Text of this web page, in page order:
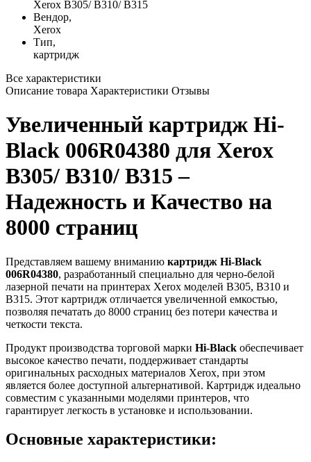
Xerox B305/ B310/ B315
Вендор,
Xerox
Тип,
картридж
Все характеристики
Описание товара Характеристики Отзывы
Увеличенный картридж Hi-
Black 006R04380 для Xerox
B305/ B310/ B315 –
Надежность и Качество на
8000 страниц
Представляем вашему вниманию картридж Hi-Black
006R04380, разработанный специально для черно-белой
лазерной печати на принтерах Xerox моделей B305, B310 и
B315. Этот картридж отличается увеличенной емкостью,
позволяя печатать до 8000 страниц без потери качества и
четкости текста.
Продукт производства торговой марки Hi-Black обеспечивает
высокое качество печати, поддерживает стандарты
оригинальных расходных материалов Xerox, при этом
является более доступной альтернативой. Картридж идеально
совместим с указанными моделями принтеров, что
гарантирует легкость в установке и использовании.
Основные характеристики: